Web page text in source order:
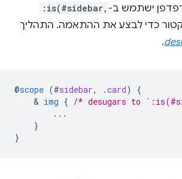
ישתמש ב- :is(#sidebar,
כדי לבצע את ההתאמה. התהליך
.
@scope (#sidebar, .card)
{
    &
img { /* desugars to
...
}
}